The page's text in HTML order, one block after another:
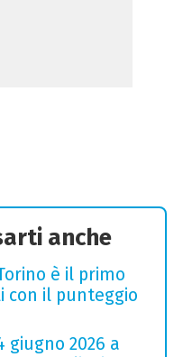
anche
è il primo
con il punteggio
giugno 2026 a